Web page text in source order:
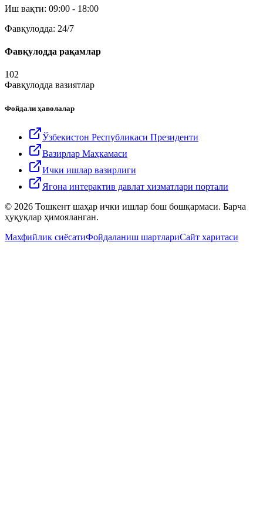
Иш вақти: 09:00 - 18:00
Фавқулодда: 24/7
Фавқулодда рақамлар
102
Фавқулодда вазиятлар
Фойдали ҳаволалар
Ўзбекистон Республикаси Президенти
Вазирлар Маҳкамаси
Ички ишлар вазирлиги
Ягона интерактив давлат хизматлари портали
© 2026 Тошкент шаҳар ички ишлар бош бошқармаси. Барча
ҳуқуқлар ҳимояланган.
Махфийлик сиёсатиФойдаланиш шартлариСайт харитаси